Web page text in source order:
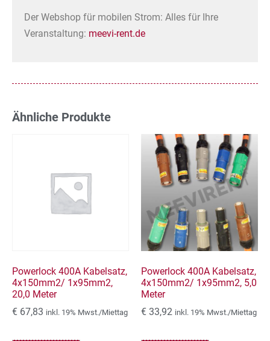
Der Webshop für mobilen Strom: Alles für Ihre
Veranstaltung: meevi-rent.de
Ähnliche Produkte
Powerlock 400A Kabelsatz,
4x150mm2/ 1x95mm2,
20,0 Meter
€ 67,83 inkl. 19% Mwst./Miettag
Powerlock 400A Kabelsatz,
4x150mm2/ 1x95mm2, 5,0
Meter
€ 33,92 inkl. 19% Mwst./Miettag